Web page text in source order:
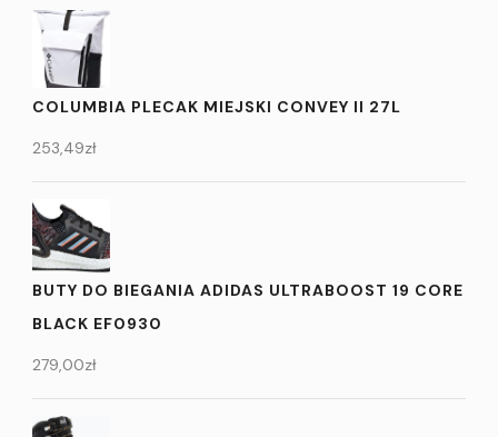
COLUMBIA PLECAK MIEJSKI CONVEY II 27L
253,49zł
BUTY DO BIEGANIA ADIDAS ULTRABOOST 19 CORE
BLACK EF0930
279,00zł